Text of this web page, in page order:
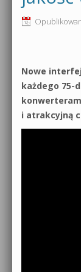
Produkcja
Sound Forge
Dubstep z
0dB.pl -
Materiały dla
Archiwum
Polityka
Nowe
każdego 75-
i atrakcyjną